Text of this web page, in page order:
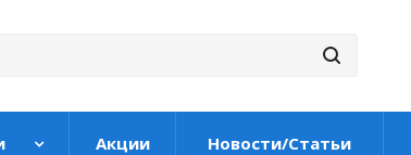
Акции Новости/Статьи